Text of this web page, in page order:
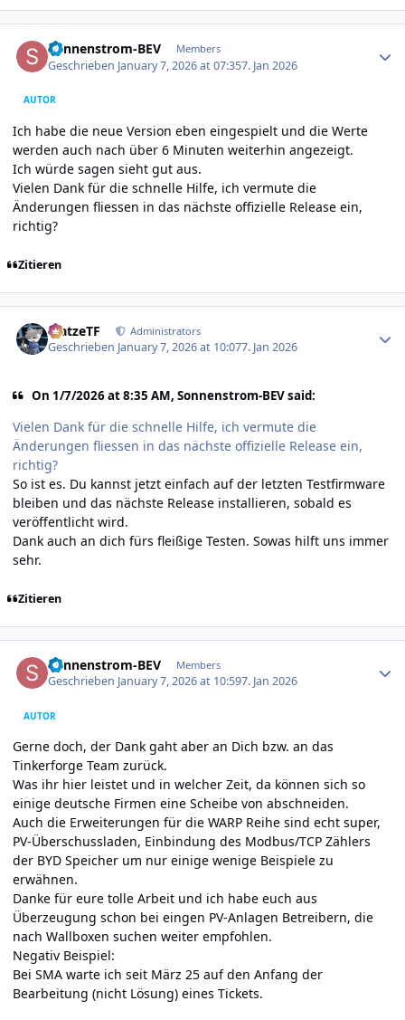
Sonnenstrom-BEV Members
Geschrieben January 7, 2026 at 07:357. Jan 2026
AUTOR
Ich habe die neue Version eben eingespielt und die Werte
werden auch nach über 6 Minuten weiterhin angezeigt.
Ich würde sagen sieht gut aus.
Vielen Dank für die schnelle Hilfe, ich vermute die
Änderungen fliessen in das nächste offizielle Release ein,
richtig?
Zitieren
MatzeTF Administrators
Geschrieben January 7, 2026 at 10:077. Jan 2026
On 1/7/2026 at 8:35 AM, Sonnenstrom-BEV said:
Vielen Dank für die schnelle Hilfe, ich vermute die
Änderungen fliessen in das nächste offizielle Release ein,
richtig?
So ist es. Du kannst jetzt einfach auf der letzten Testfirmware
bleiben und das nächste Release installieren, sobald es
veröffentlicht wird.
Dank auch an dich fürs fleißige Testen. Sowas hilft uns immer
sehr.
Zitieren
Sonnenstrom-BEV Members
Geschrieben January 7, 2026 at 10:597. Jan 2026
AUTOR
Gerne doch, der Dank gaht aber an Dich bzw. an das
Tinkerforge Team zurück.
Was ihr hier leistet und in welcher Zeit, da können sich so
einige deutsche Firmen eine Scheibe von abschneiden.
Auch die Erweiterungen für die WARP Reihe sind echt super,
PV-Überschussladen, Einbindung des Modbus/TCP Zählers
der BYD Speicher um nur einige wenige Beispiele zu
erwähnen.
Danke für eure tolle Arbeit und ich habe euch aus
Überzeugung schon bei eingen PV-Anlagen Betreibern, die
nach Wallboxen suchen weiter empfohlen.
Negativ Beispiel:
Bei SMA warte ich seit März 25 auf den Anfang der
Bearbeitung (nicht Lösung) eines Tickets.